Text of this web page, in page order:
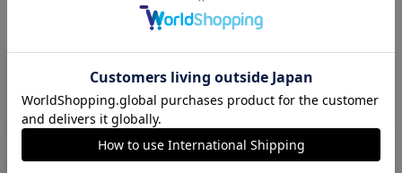
RE ARRIVAL
再入荷アイテム